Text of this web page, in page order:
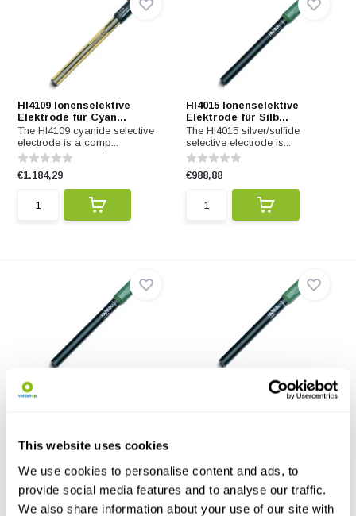
This website uses cookies
We use cookies to personalise content and ads, to
provide social media features and to analyse our traffic.
We also share information about your use of our site with
HI4109 Ionenselektive
Elektrode für Cyan...
The HI4109 cyanide selective
electrode is a comp...
€1.184,29
HI4015 Ionenselektive
Elektrode für Silb...
The HI4015 silver/sulfide
selective electrode is...
€988,88
HI4009 Ionenselektive
Elektrode für Cyan...
HI4008 Ionenselektive
Elektrode für Kupf...